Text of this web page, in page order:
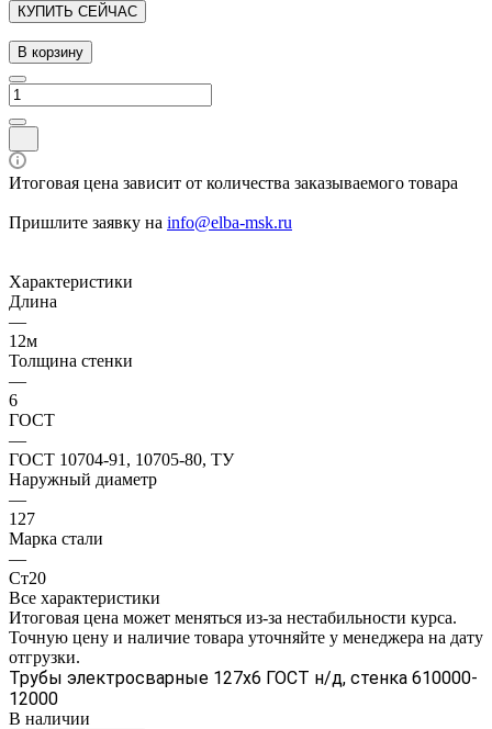
КУПИТЬ СЕЙЧАС
В корзину
Итоговая цена зависит от количества заказываемого товара
Пришлите заявку на info@elba-msk.ru
Характеристики
Длина
—
12м
Толщина стенки
—
6
ГОСТ
—
ГОСТ 10704-91, 10705-80, ТУ
Наружный диаметр
—
127
Марка стали
—
Ст20
Все характеристики
Итоговая цена может меняться из-за нестабильности курса.
Точную цену и наличие товара уточняйте у менеджера на дату
отгрузки.
Трубы электросварные 127х6 ГОСТ н/д, стенка 610000-
12000
В наличии